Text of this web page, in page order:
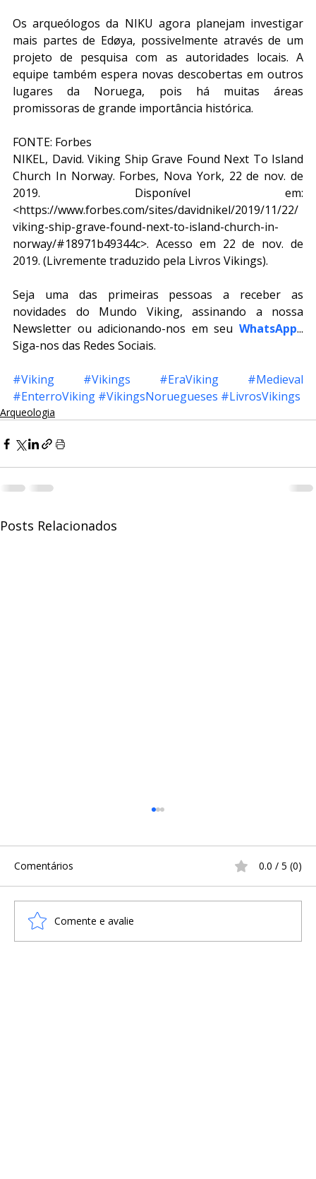
Os arqueólogos da NIKU agora planejam investigar
mais partes de Edøya, possivelmente através de um
projeto de pesquisa com as autoridades locais. A
equipe também espera novas descobertas em outros
lugares da Noruega, pois há muitas áreas
promissoras de grande importância histórica.
FONTE: Forbes
NIKEL, David. Viking Ship Grave Found Next To Island
Church In Norway. Forbes, Nova York, 22 de nov. de
2019. Disponível em:
<https://www.forbes.com/sites/davidnikel/2019/11/22/
viking-ship-grave-found-next-to-island-church-in-
norway/#18971b49344c>. Acesso em 22 de nov. de
2019. (Livremente traduzido pela Livros Vikings).
Seja uma das primeiras pessoas a receber as
novidades do Mundo Viking, assinando a nossa
Newsletter ou adicionando-nos em seu WhatsApp...
Siga-nos das Redes Sociais.
#Viking #Vikings #EraViking
#Medieval
#EnterroViking #VikingsNoruegueses #LivrosVikings
Arqueologia
Posts Relacionados
Comentários 0.0 / 5 (0)
Comente e avalie